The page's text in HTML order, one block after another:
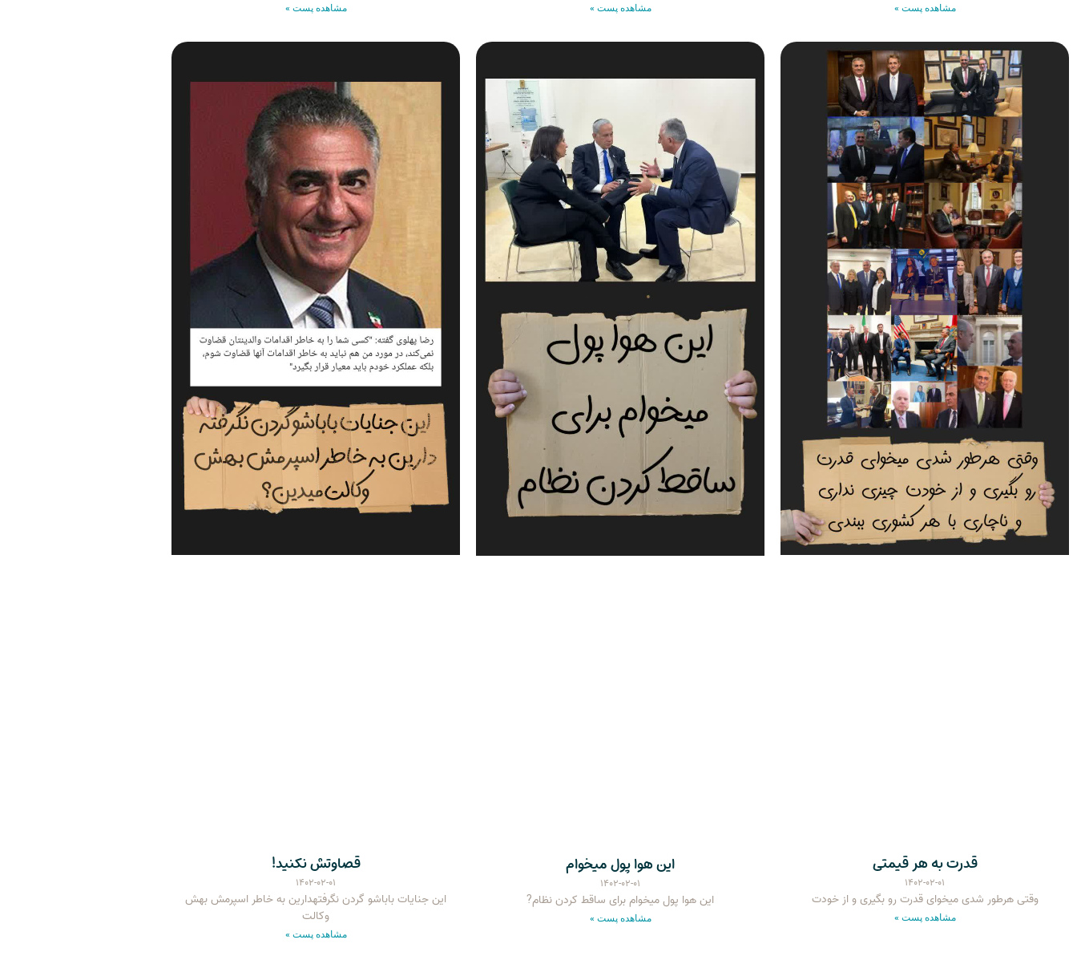
مشاهده پست » مشاهده پست » مشاهده پست »
قدرت به هر قیمتی
۱۴۰۲-۰۲-۰۱
وقتی هرطور شدی میخوای قدرت رو بگیری و از خودت
مشاهده پست »
این هوا پول میخوام
۱۴۰۲-۰۲-۰۱
این هوا پول میخوام برای ساقط کردن نظام?
مشاهده پست »
قصاوتش نکنید!
۱۴۰۲-۰۲-۰۱
این جنایات باباشو گردن نگرفتهدارین به خاطر اسپرمش بهش
وکالت
مشاهده پست »